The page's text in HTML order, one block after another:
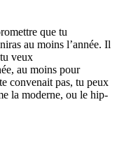
que tu
au moins l’année. Il
veux
au moins pour
convenait pas, tu peux
la moderne, ou le hip-